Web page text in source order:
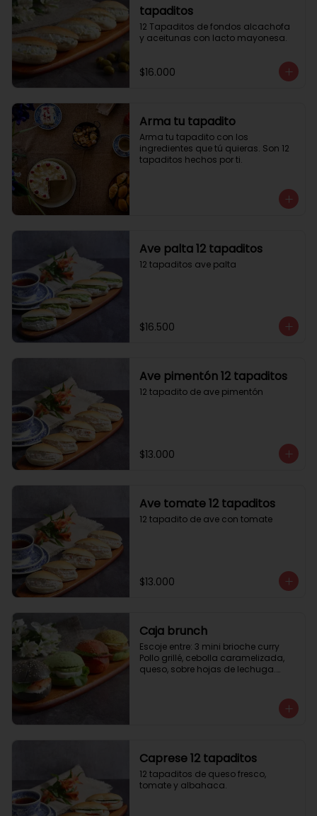
tapaditos
12 Tapaditos de fondos alcachofa
y aceitunas con lacto mayonesa.
$16.000
Arma tu tapadito
Arma tu tapadito con los
ingredientes que tú quieras. Son 12
tapaditos hechos por ti.
Ave palta 12 tapaditos
12 tapaditos ave palta
$16.500
Ave pimentón 12 tapaditos
12 tapadito de ave pimentón
$13.000
Ave tomate 12 tapaditos
12 tapadito de ave con tomate
$13.000
Caja brunch
Escoje entre: 3 mini brioche curry
Pollo grillé, cebolla caramelizada,
queso, sobre hojas de lechuga.
hojas de rúcula
Caprese 12 tapaditos
12 tapaditos de queso fresco,
tomate y albahaca.